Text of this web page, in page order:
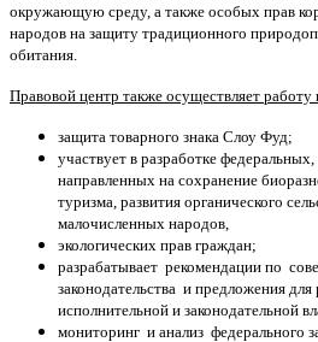
окружающую среду, а также особых прав
народов на защиту традиционного
обитания.
Правовой центр также осуществляет
защита товарного знака Слоу Фуд;
участвует в разработке
направленных на сохранение
туризма, развития органического
малочисленных народов,
экологических прав граждан;
разрабатывает рекомендации по
законодательства и предложения
исполнительной и законодательной
мониторинг и анализ федерального